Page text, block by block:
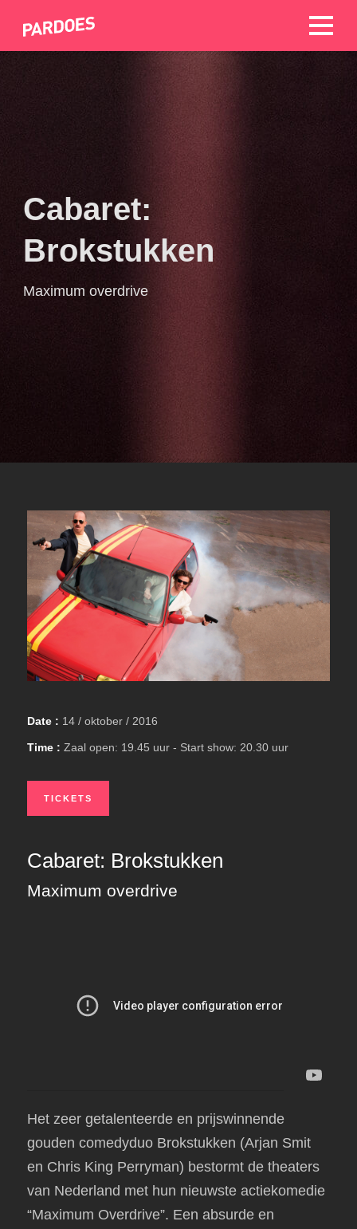
Cabaret:
Brokstukken
Maximum overdrive
Date : 14 / oktober / 2016
Time : Zaal open: 19.45 uur - Start show: 20.30 uur
TICKETS
Cabaret: Brokstukken
Maximum overdrive
Het zeer getalenteerde en prijswinnende
gouden comedyduo Brokstukken (Arjan Smit
en Chris King Perryman) bestormt de theaters
van Nederland met hun nieuwste actiekomedie
“Maximum Overdrive”. Een absurde en